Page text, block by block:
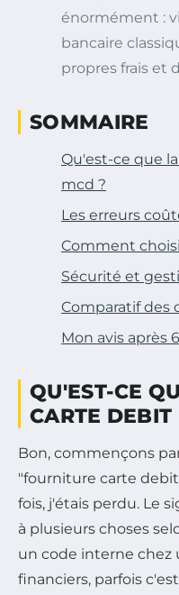
énormément :
bancaire
propres frais et
SOMMAIRE
Qu'est-ce que
mcd ?
Les erreurs
Comment
Sécurité et
Comparatif des
Mon avis après
QU'EST-CE
CARTE
Bon, commençons
"fourniture carte
fois, j'étais perdu. Le
à plusieurs choses
un code interne chez
financiers, parfois